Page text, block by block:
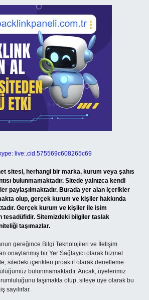
live:.cid.575569c608265c69
sitesi, herhangi bir marka, kurum veya şahıs
bulunmamaktadır. Sitede yalnızca kendi
paylaşılmaktadır. Burada yer alan içerikler
olup, gerçek kurum ve kişiler hakkında
Gerçek kurum ve kişiler ile isim
tesadüfidir. Sitemizdeki bilgiler taslak
taşımazlar.
gereğince Bilgi Teknolojileri ve İletişim
onaylanmış bir Yer Sağlayıcı olarak hizmet
sitedeki içerikleri proaktif olarak denetleme
bulunmamaktadır. Ancak, üyelerimiz
taşımakta olup, siteye üye olarak bu
sayılırlar.